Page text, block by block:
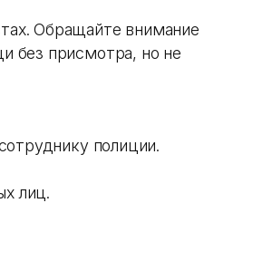
Обращайте внимание
без присмотра, но не
полиции.
лиц.